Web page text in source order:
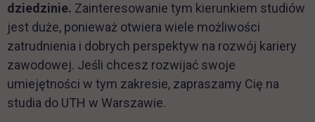
dziedzinie. Zainteresowanie tym kierunkiem studiów
jest duże, ponieważ otwiera wiele możliwości
zatrudnienia i dobrych perspektyw na rozwój kariery
zawodowej. Jeśli chcesz rozwijać swoje
umiejętności w tym zakresie, zapraszamy Cię na
studia do UTH w Warszawie.